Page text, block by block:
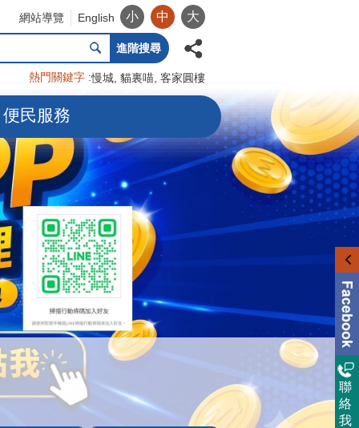
網站導覽 English 小 中 大
進階搜尋
熱門關鍵字 慢城 貓裏喵 客家圓樓
便民服務
聯
絡
我